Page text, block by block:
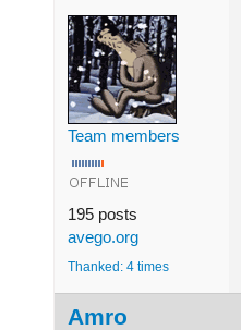
Team members
195 posts
avego.org
Thanked: 4 times
Amro